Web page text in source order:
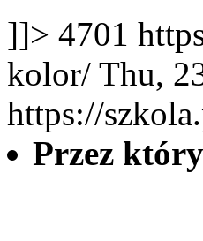
]]> 4701
kolor/ Thu,
https://
Przez